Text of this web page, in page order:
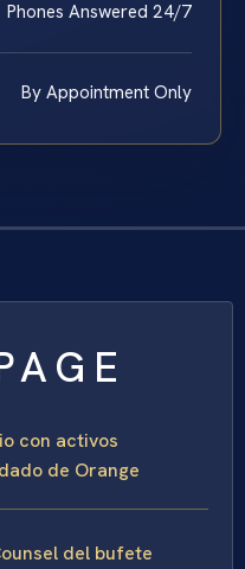
Phones Answered 24/7
By Appointment Only
con activos
de Orange
del bufete